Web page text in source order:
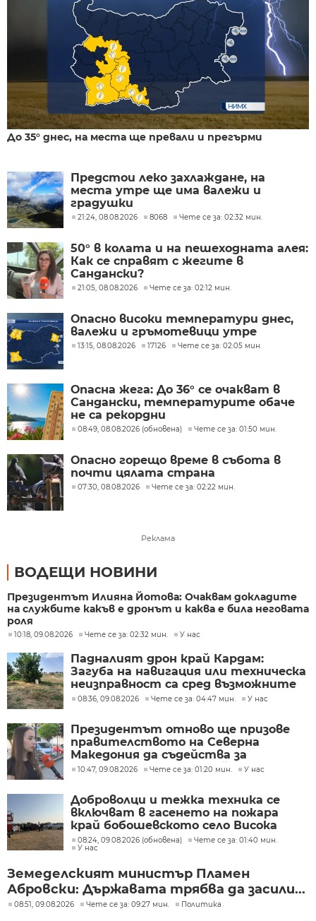
До 35° днес, на места ще превали и прегърми
Предстои леко захлаждане, на
места утре ще има валежи и
градушки
21:24, 08.08.2026 8068 Чете се за: 02:32 мин.
50° в колата и на пешеходната алея:
Как се справят с жегите в
Сандански?
21:05, 08.08.2026 Чете се за: 02:12 мин.
Опасно високи температури днес,
валежи и гръмотевици утре
13:15, 08.08.2026 17126 Чете се за: 02:05 мин.
Опасна жега: До 36° се очакват в
Сандански, температурите обаче
не са рекордни
08:49, 08.08.2026 (обновена) Чете се за: 01:50 мин.
Опасно горещо време в събота в
почти цялата страна
07:30, 08.08.2026 Чете се за: 02:22 мин.
Реклама
ВОДЕЩИ НОВИНИ
Президентът Илияна Йотова: Очаквам докладите
на службите какъв е дронът и каква е била неговата
роля
10:18, 09.08.2026 Чете се за: 02:32 мин. У нас
Падналият дрон край Кардам:
Загуба на навигация или техническа
неизправност са сред възможните
причини
08:36, 09.08.2026 Чете се за: 04:47 мин. У нас
Президентът отново ще призове
правителството на Северна
Македония да съдейства за
лечението на Ива Михайлова
10:47, 09.08.2026 Чете се за: 01:20 мин. У нас
Доброволци и тежка техника се
включват в гасенето на пожара
край бобошевското село Висока
могила
08:24, 09.08.2026 (обновена)
Чете се за: 01:40 мин.
У нас
Земеделският министър Пламен
Абровски: Държавата трябва да засили...
08:51, 09.08.2026 Чете се за: 09:27 мин. Политика